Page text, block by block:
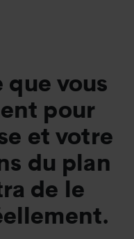
vous
pour
et votre
du plan
de le